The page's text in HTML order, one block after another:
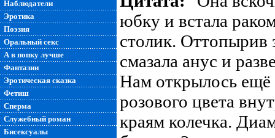
Наблюдатели
Эротика
Поэзия
Оральный секс
А в попку лучше
Фантазии
Эротическая сказка
Фетиш
Сперма
Служебный роман
Бисексуалы
юбку и встала
столик. Оттопырив
смазала анус и
Нам открылось ещё
розового цвета
краям колечка.